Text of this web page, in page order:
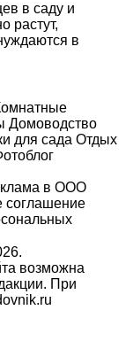
в саду и
растут,
в
Домоводство
для сада Отдых
в ООО
соглашение
возможна
При